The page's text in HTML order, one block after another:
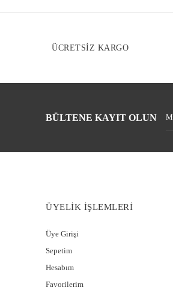
ÜCRETSİZ KARGO
BÜLTENE KAYIT OLUN
ÜYELİK İŞLEMLERİ
Üye Girişi
Sepetim
Hesabım
Favorilerim